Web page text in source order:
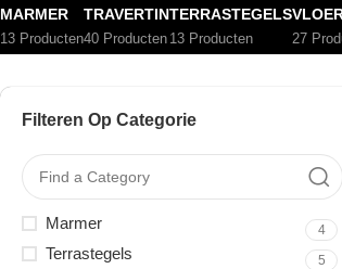
MARMER
13 Producten
TRAVERTIN
40 Producten
TERRASTEGELS
13 Producten 27
Filteren Op Categorie
Marmer 4
Terrastegels 5